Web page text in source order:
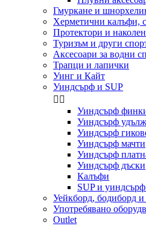
Гмуркане и
Херметични калъфи,
Протектори и
Туризъм и други
Аксесоари за водни
Трапци и лапички
Уинг и Кайт
Уиндсърф и SUP
 
Уиндсърф
Уиндсърф
Уиндсърф
Уиндсърф мачти
Уиндсърф
Уиндсърф дъски
Калъфи
SUP и
Уейкборд, бодиборд и
Употребявано
Outlet